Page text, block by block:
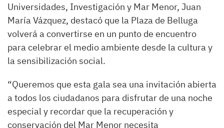
Universidades, Investigación y Mar Menor, Juan
María Vázquez, destacó que la Plaza de Belluga
volverá a convertirse en un punto de encuentro
para celebrar el medio ambiente desde la cultura y
la sensibilización social.
“Queremos que esta gala sea una invitación abierta
a todos los ciudadanos para disfrutar de una noche
especial y recordar que la recuperación y
conservación del Mar Menor necesita